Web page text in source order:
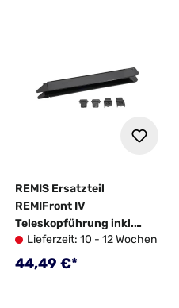
REMIS Ersatzteil
REMIFront IV
Teleskopführung inkl.
Gelenk Fiat Ducato/Ford
Transit - 10043790
Lieferzeit: 10 - 12 Wochen
Regulärer Preis:
44,49 €*